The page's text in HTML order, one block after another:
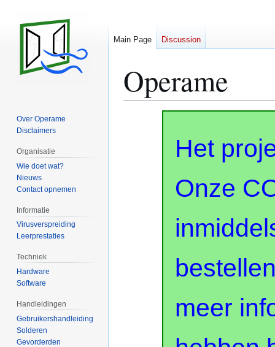
Operame
Het
Onze
meer
Main Page Discussion
Over Operame
Disclaimers
Organisatie
Wie doet wat?
Nieuws
Contact opnemen
Informatie
Virusverspreiding
Leerprestaties
Techniek
Hardware
Software
Handleidingen
Gebruikershandleiding
Solderen
Gevorderden